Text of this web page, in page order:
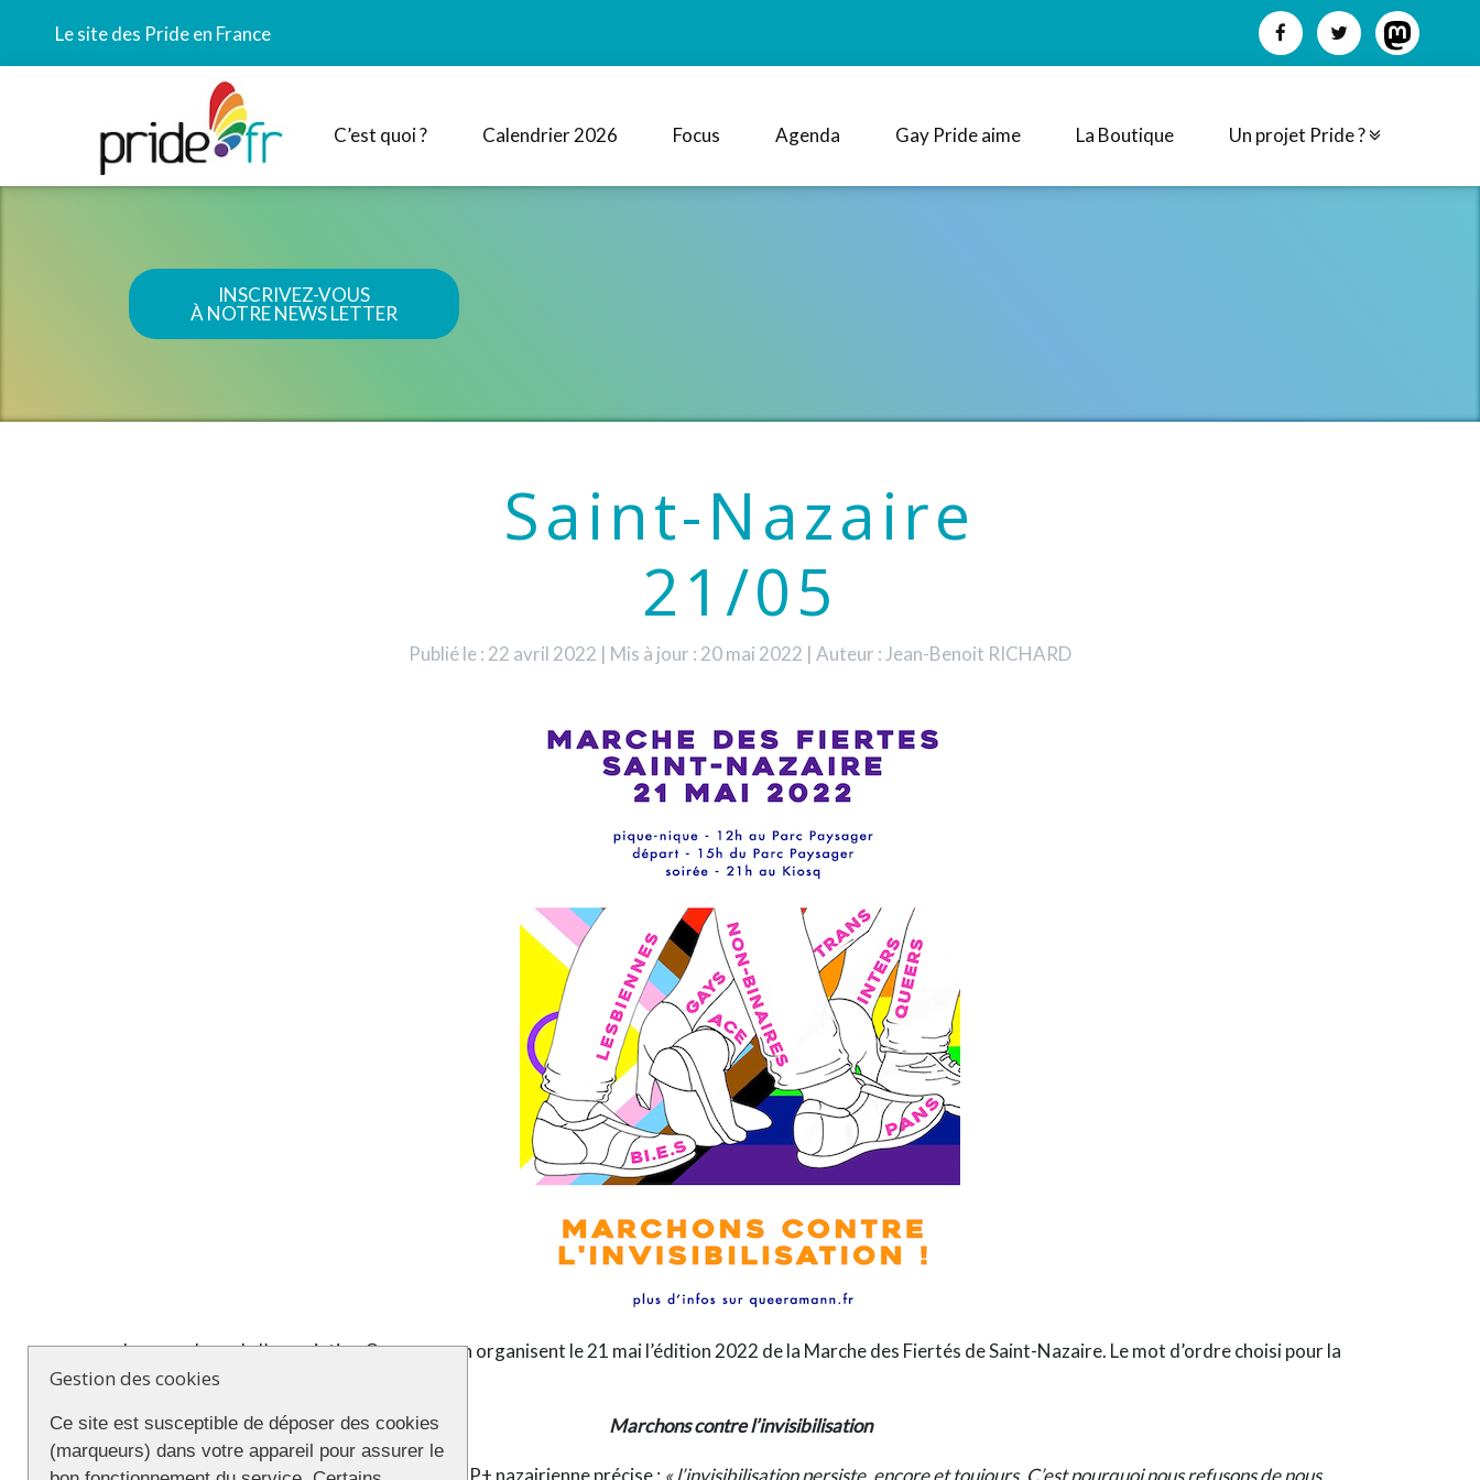
Le site des Pride en France
C’est quoi ? Calendrier 2026 Focus Agenda Gay Pride aime La Boutique Un projet Pride ?
INSCRIVEZ-VOUS
À NOTRE NEWS LETTER
Saint-Nazaire
21/05
Publié le : 22 avril 2022 | Mis à jour : 20 mai 2022 | Auteur : Jean-Benoit RICHARD
Les membres de l’associationQueeramann organisent le 21 mai l’édition 2022 de la Marche des Fiertés de Saint-Nazaire. Le mot d’ordre choisi pour la
manifestation :
Marchons contre l’invisibilisation
Dans unmanifeste, l’association LGBTQIAP+ nazairienneprécise : « l’invisibilisation persiste, encore et toujours. C’est pourquoi nousrefusons de nous
Gestion des cookies
Ce site est susceptible de déposer des cookies
(marqueurs) dans votre appareil pour assurer le